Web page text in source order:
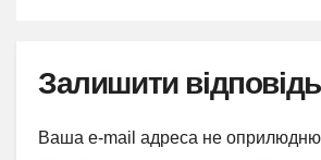
Залишити відповідь
Ваша e-mail адреса не